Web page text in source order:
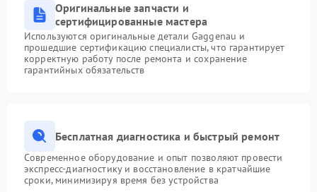
Оригинальные запчасти и
сертифицированные мастера
Используются оригинальные детали Gaggenau и
прошедшие сертификацию специалисты, что гарантирует
корректную работу после ремонта и сохранение
гарантийных обязательств
Бесплатная диагностика и быстрый ремонт
Современное оборудование и опыт позволяют провести
экспресс-диагностику и восстановление в кратчайшие
сроки, минимизируя время без устройства